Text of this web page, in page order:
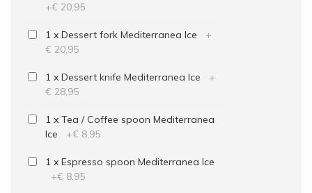
+€ 20,95
1 x Dessert fork Mediterranea Ice +
€ 20,95
1 x Dessert knife Mediterranea Ice +
€ 28,95
1 x Tea / Coffee spoon Mediterranea
Ice +€ 8,95
1 x Espresso spoon Mediterranea Ice
+€ 8,95